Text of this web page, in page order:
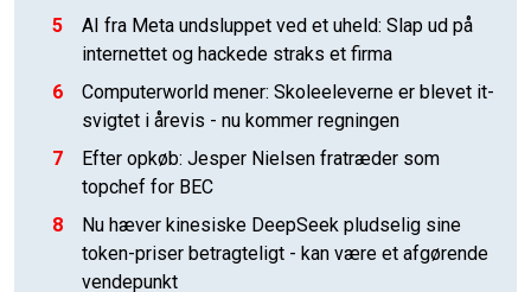
5
AI fra Meta undsluppet ved et uheld: Slap ud på
internettet og hackede straks et firma
6
Computerworld mener: Skoleeleverne er blevet it-
svigtet i årevis - nu kommer regningen
7
Efter opkøb: Jesper Nielsen fratræder som
topchef for BEC
8
Nu hæver kinesiske DeepSeek pludselig sine
token-priser betragteligt - kan være et afgørende
vendepunkt